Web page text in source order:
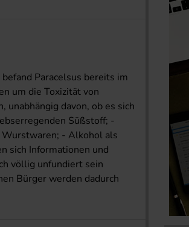
Paracelsus bereits im
um die Toxizität von
unabhängig davon, ob es sich
Süßstoff; -
- Alkohol als
sich Informationen und
völlig unfundiert sein
Bürger werden dadurch